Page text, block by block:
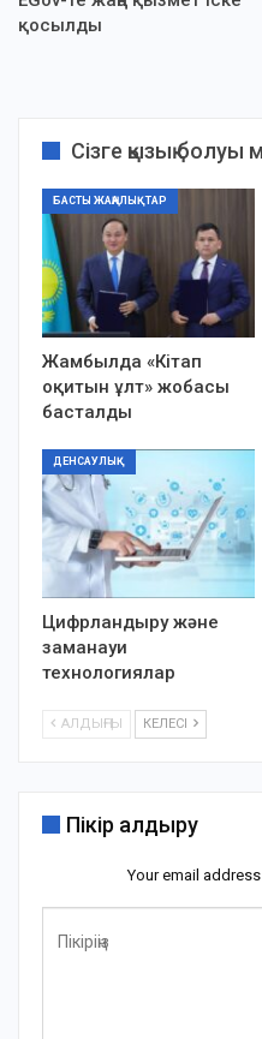
қосылды
Сізге қызық болуы
БАСТЫ ЖАҢАЛЫҚТАР
Жамбылда «Кітап
оқитын ұлт» жобасы
басталды
ДЕНСАУЛЫҚ
Цифрландыру және
заманауи
технологиялар
АЛДЫҢҒЫ КЕЛЕСІ
Пікір қалдыру
Your email